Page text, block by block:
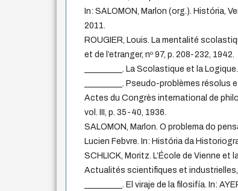
In: SALOMON, Marlon (org.). História,
2011.
ROUGIER, Louis. La mentalité
et de l’etranger, nº 97, p. 208-232, 1942.
_________. La Scolastique et la
_________. Pseudo-problèmes
Actes du Congrès international de
vol. III, p. 35-40, 1936.
SALOMON, Marlon. O problema do
Lucien Febvre. In: História da
SCHLICK, Moritz. L’École de Vienne et
Actualités scientifiques et industrielles,
_________. El viraje de la filosifía. In: